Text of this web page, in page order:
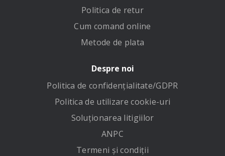
Politica de retur
Cum comand online
Metode de plata
Despre noi
Politica de confidenţialitate/GDPR
Politica de utilizare cookie-uri
Soluționarea litigiilor
ANPC
Termeni și condiții